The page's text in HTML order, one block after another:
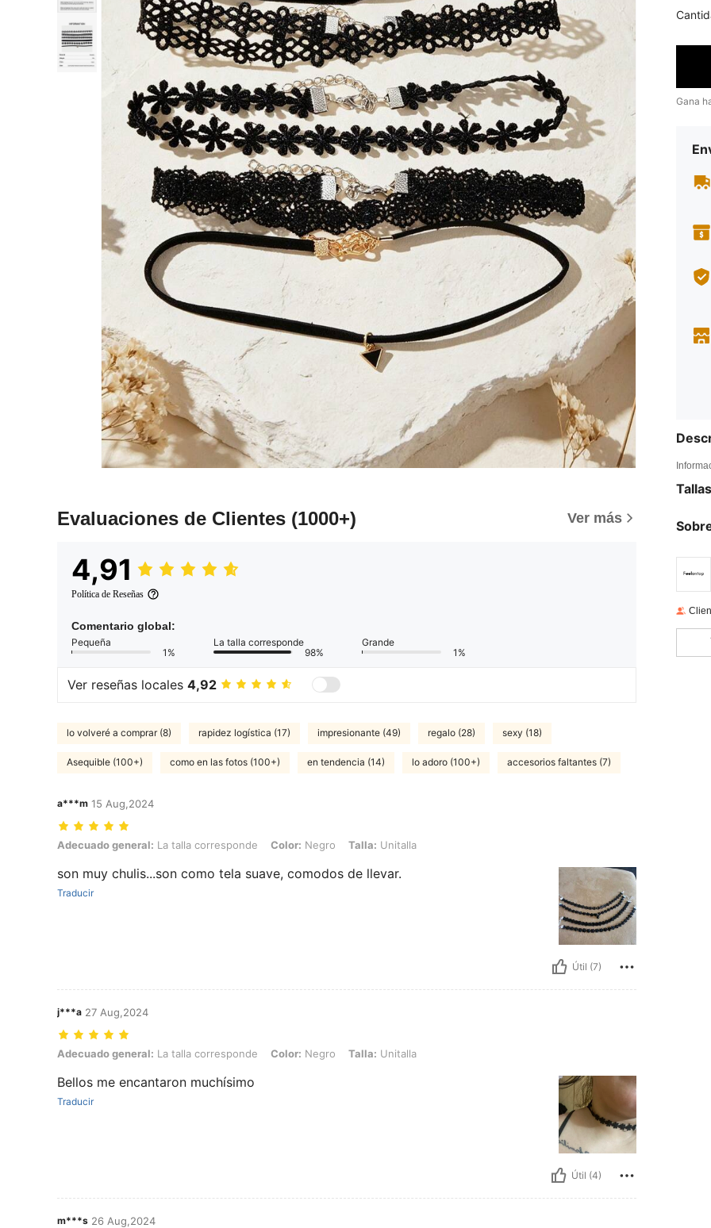
Evaluaciones de Clientes (1000+) Ver más
4,91
Política de Reseñas
Comentario global:
Pequeña
1%
La talla corresponde
98%
Grande
1%
Ver reseñas locales 4,92
lo volveré a comprar (8) rapidez logística (17) impresionante (49) regalo (28) sexy (18)
Asequible (100+) como en las fotos (100+) en tendencia (14) lo adoro (100+) accesorios faltantes (7)
a***m 15 Aug,2024
Adecuado general: La talla corresponde, Color: Negro, Talla: Unitalla
Adecuado general: La talla corresponde Color: Negro Talla: Unitalla
son muy chulis...son como tela suave, comodos de llevar.
Traducir
Útil (7)
j***a 27 Aug,2024
Adecuado general: La talla corresponde, Color: Negro, Talla: Unitalla
Adecuado general: La talla corresponde Color: Negro Talla: Unitalla
Bellos me encantaron muchísimo
Traducir
Útil (4)
m***s 26 Aug,2024
Gana